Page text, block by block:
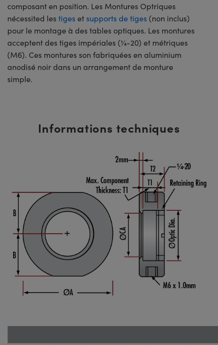
composant en position. Les Montures Optriques
nécessited les tigeset supports de tiges (non inclus)
pour le montage à des tables optiques. Les montures
acceptent des tiges impériales (¼-20) et métriques
(M6). Ces montures son fabriquées en aluminium
anodisé noir dans un arrangement de monture
simple.
Informations techniques